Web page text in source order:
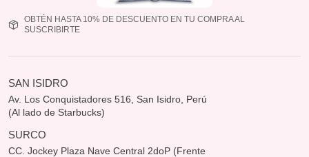
OBTÉN HASTA 10% DE DESCUENTO EN TU COMPRA AL
SUSCRIBIRTE
SAN ISIDRO
Av. Los Conquistadores 516, San Isidro, Perú
(Al lado de Starbucks)
SURCO
CC. Jockey Plaza Nave Central 2doP (Frente